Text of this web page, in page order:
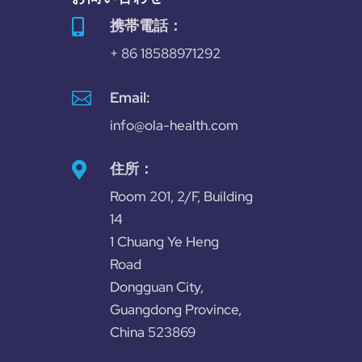
 携帯電話：
+ 86 18588971292
 Email:
info@ola-health.com
 住所：
Room 201, 2/F, Building
14
1 Chuang Ye Heng
Road
Dongguan City,
Guangdong Province,
China 523869